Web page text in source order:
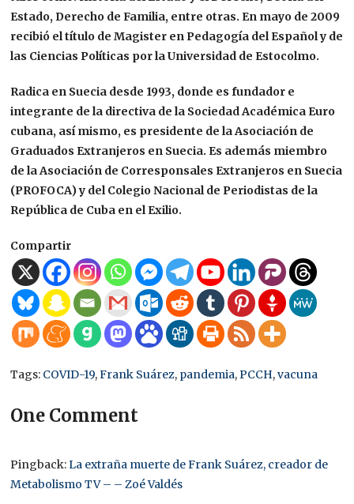
Estado, Derecho de Familia, entre otras. En mayo de 2009
recibió el título de Magister en Pedagogía del Español y de
las Ciencias Políticas por la Universidad de Estocolmo.
Radica en Suecia desde 1993, donde es fundador e
integrante de la directiva de la Sociedad Académica Euro
cubana, así mismo, es presidente de la Asociación de
Graduados Extranjeros en Suecia. Es además miembro
de la Asociación de Corresponsales Extranjeros en Suecia
(PROFOCA) y del Colegio Nacional de Periodistas de la
República de Cuba en el Exilio.
Compartir
Tags: COVID-19,Frank Suárez, pandemia,PCCH,vacuna
One Comment
Pingback:La extraña muerte de Frank Suárez, creador de
Metabolismo TV – – Zoé Valdés